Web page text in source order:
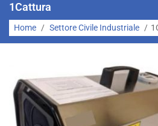
1Cattura
Home / Settore Civile Industriale /